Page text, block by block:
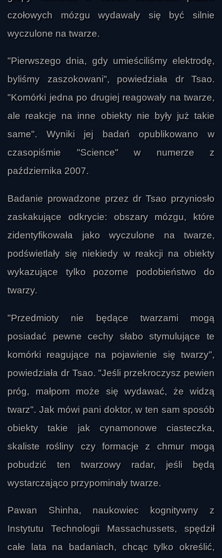
czołowych mózgu wydawały się być silnie
wyczulone na twarze.
"Pierwszego dnia, gdy umieściliśmy elektrodę,
byliśmy zaszokowani", powiedziała dr Tsao.
"Komórki jedna po drugiej reagowały na twarze,
ale reakcje na inne obiekty nie były już takie
same". Wyniki jej badań opublikowano w
czasopiśmie "Science" w numerze z
października 2007.
Badanie prowadzone przez dr Tsao przyniosło
zaskakujące odkrycie: obszary mózgu, które
zidentyfikowała jako wyczulone na twarze,
podświetlały się niekiedy w reakcji na obiekty
wykazujące tylko pozorne podobieństwo do
twarzy.
"Przedmioty nie będące twarzami mogą
posiadać pewne cechy słabo stymulujące te
komórki reagujące na pojawienie się twarzy",
powiedziała dr Tsao. "Jeśli przekroczysz pewien
próg, małpom może się wydawać, że widzą
twarz". Jak mówi pani doktor, w ten sam sposób
obiekty takie jak cynamonowe ciasteczka,
skaliste rośliny czy formacje z chmur mogą
pobudzić ten twarzowy radar, jeśli będą
wystarczająco przypominały twarze.
Pawan Shinha, naukowiec kognitywny z
Instytutu Technologii Massachussets, spędził
całe lata na badaniach, chcąc tylko określić,